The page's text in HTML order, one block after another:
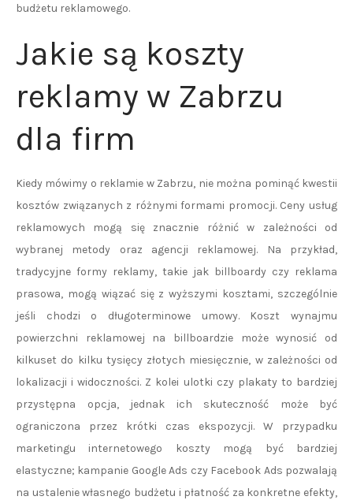
budżetu reklamowego.
Jakie są koszty
reklamy w Zabrzu
dla firm
Kiedy mówimy o reklamie w Zabrzu, nie można pominąć kwestii
kosztów związanych z różnymi formami promocji. Ceny usług
reklamowych mogą się znacznie różnić w zależności od
wybranej metody oraz agencji reklamowej. Na przykład,
tradycyjne formy reklamy, takie jak billboardy czy reklama
prasowa, mogą wiązać się z wyższymi kosztami, szczególnie
jeśli chodzi o długoterminowe umowy. Koszt wynajmu
powierzchni reklamowej na billboardzie może wynosić od
kilkuset do kilku tysięcy złotych miesięcznie, w zależności od
lokalizacji i widoczności. Z kolei ulotki czy plakaty to bardziej
przystępna opcja, jednak ich skuteczność może być
ograniczona przez krótki czas ekspozycji. W przypadku
marketingu internetowego koszty mogą być bardziej
elastyczne; kampanie Google Ads czy Facebook Ads pozwalają
na ustalenie własnego budżetu i płatność za konkretne efekty,